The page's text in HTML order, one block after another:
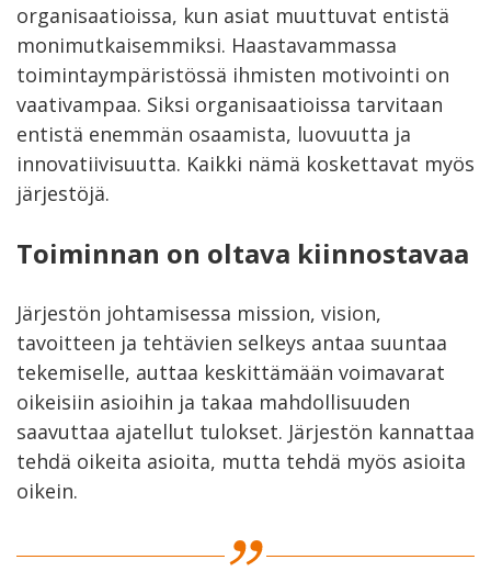
organisaatioissa, kun asiat muuttuvat entistä
monimutkaisemmiksi. Haastavammassa
toimintaympäristössä ihmisten motivointi on
vaativampaa. Siksi organisaatioissa tarvitaan
entistä enemmän osaamista, luovuutta ja
innovatiivisuutta. Kaikki nämä koskettavat myös
järjestöjä.
Toiminnan on oltava kiinnostavaa
Järjestön johtamisessa mission, vision,
tavoitteen ja tehtävien selkeys antaa suuntaa
tekemiselle, auttaa keskittämään voimavarat
oikeisiin asioihin ja takaa mahdollisuuden
saavuttaa ajatellut tulokset. Järjestön kannattaa
tehdä oikeita asioita, mutta tehdä myös asioita
oikein.